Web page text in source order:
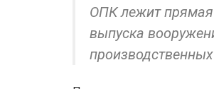
ОПК лежит прямая
выпуска